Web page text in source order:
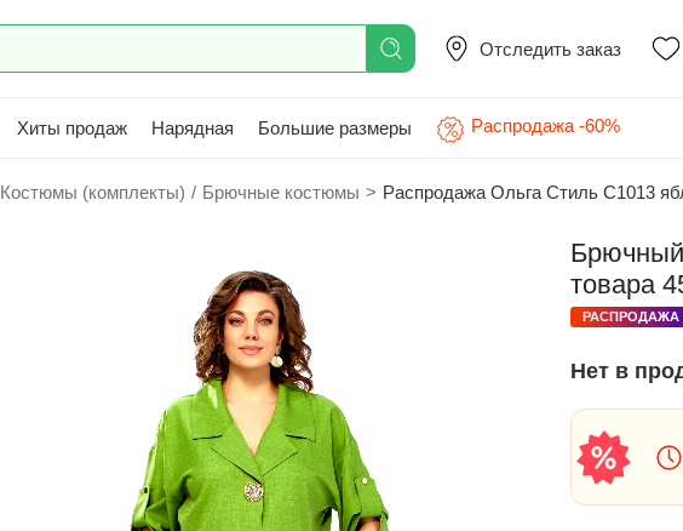
Отследить заказ
Хиты продаж Нарядная Большие размеры Распродажа -60%
Костюмы (комплекты) / Брючные костюмы > Распродажа Ольга Стиль С1013
товара
РАСПРОДАЖА
Нет в